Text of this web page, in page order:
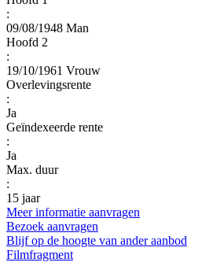
:
09/08/1948 Man
Hoofd 2
:
19/10/1961 Vrouw
Overlevingsrente
:
Ja
Geïndexeerde rente
:
Ja
Max. duur
:
15 jaar
Meer informatie aanvragen
Bezoek aanvragen
Blijf op de hoogte van ander aanbod
Filmfragment